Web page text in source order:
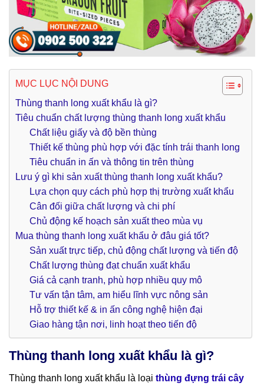
MỤC LỤC NỘI DUNG
Thùng thanh long xuất khẩu là gì?
Tiêu chuẩn chất lượng thùng thanh long xuất khẩu
Chất liệu giấy và độ bền thùng
Thiết kế thùng phù hợp với đặc tính trái thanh long
Tiêu chuẩn in ấn và thông tin trên thùng
Lưu ý gì khi sản xuất thùng thanh long xuất khẩu?
Lựa chọn quy cách phù hợp thị trường xuất khẩu
Cân đối giữa chất lượng và chi phí
Chủ động kế hoạch sản xuất theo mùa vụ
Mua thùng thanh long xuất khẩu ở đâu giá tốt?
Sản xuất trực tiếp, chủ động chất lượng và tiến độ
Chất lượng thùng đạt chuẩn xuất khẩu
Giá cả cạnh tranh, phù hợp nhiều quy mô
Tư vấn tận tâm, am hiểu lĩnh vực nông sản
Hỗ trợ thiết kế & in ấn công nghệ hiện đại
Giao hàng tận nơi, linh hoạt theo tiến độ
Thùng thanh long xuất khẩu là gì?
Thùng thanh long xuất khẩu là loại thùng đựng trái cây